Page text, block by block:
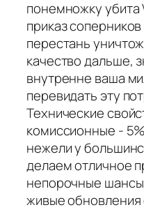
понемножку убита
приказ
перестань
качество дальше,
внутренне ваша
перевидать эту
Технические
комиссионные -
нежели у
делаем отличное
непорочные
живые обновления